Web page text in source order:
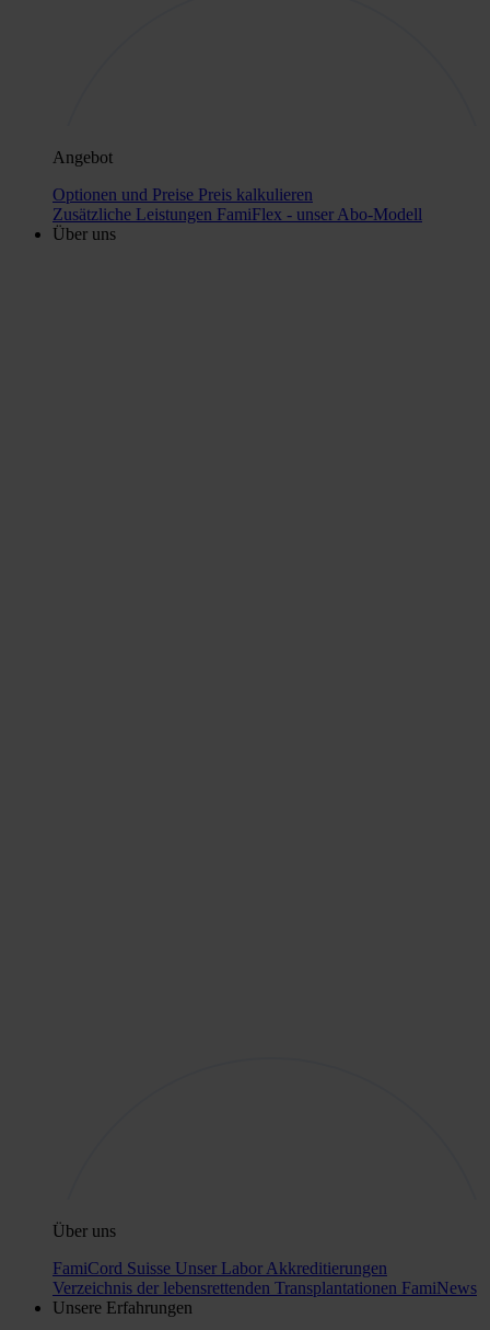
Angebot
Optionen und Preise Preis kalkulieren
Zusätzliche Leistungen FamiFlex - unser Abo-Modell
Über uns
Über uns
FamiCord Suisse Unser Labor Akkreditierungen
Verzeichnis der lebensrettenden Transplantationen FamiNews
Unsere Erfahrungen